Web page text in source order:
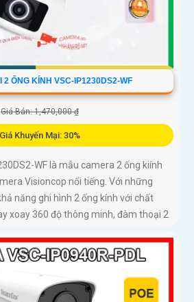
2 ỐNG KÍNH VSC-IP1230DS2-WF
Giá Bán: 1,470,000 ₫
Giá Khuyến Mại: 30%
WF là mẫu camera 2 ống kiính
Visioncop nổi tiếng. Với những
năng ghi hình 2 ống kính với chất
xoay 360 độ thông minh, đàm thoại 2